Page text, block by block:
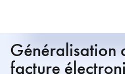
Généralisation
facture